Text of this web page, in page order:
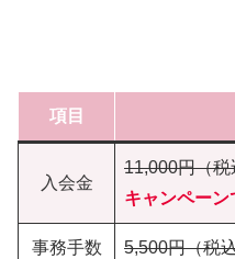
項目
入会金
11,000円（税
キャンペーン
事務手数
5,500円（税